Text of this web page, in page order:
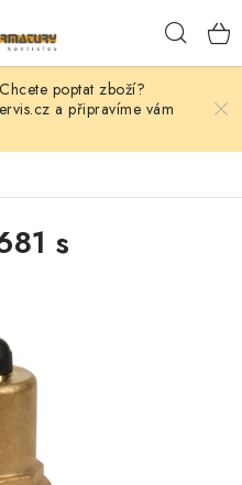
Chcete poptat zboží?
a připravíme vám
s